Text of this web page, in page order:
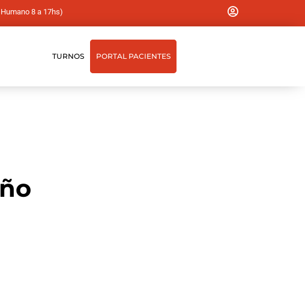
8 a 17hs)
TURNOS PORTAL PACIENTES